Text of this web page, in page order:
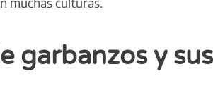
garbanzos y